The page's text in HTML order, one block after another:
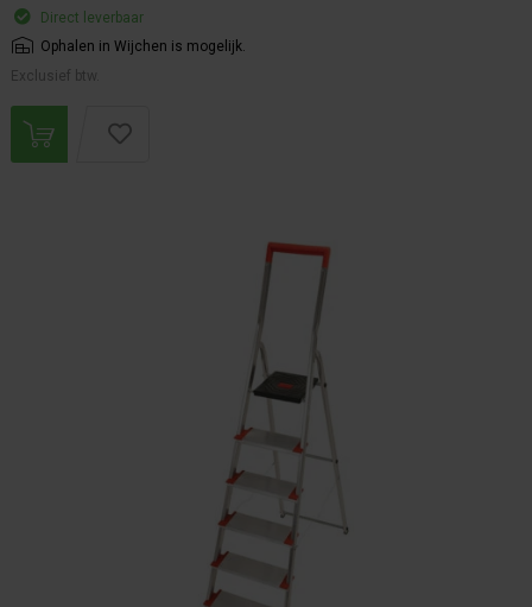
Direct leverbaar
Ophalen in Wijchen is mogelijk.
Exclusief btw.